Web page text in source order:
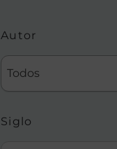
Autor
Todos
Siglo